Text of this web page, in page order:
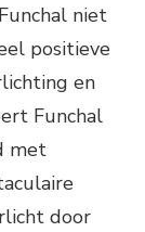
niet
positieve
en
Funchal
met
door